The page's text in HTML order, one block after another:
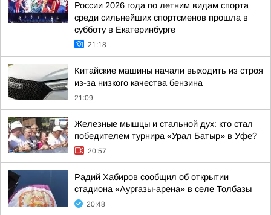
России 2026 года по летним видам спорта
среди сильнейших спортсменов прошла в
субботу в Екатеринбурге
21:18
Китайские машины начали выходить из строя
из-за низкого качества бензина
21:09
Железные мышцы и стальной дух: кто стал
победителем турнира «Урал Батыр» в Уфе?
20:57
Радий Хабиров сообщил об открытии
стадиона «Аургазы-арена» в селе Толбазы
20:48